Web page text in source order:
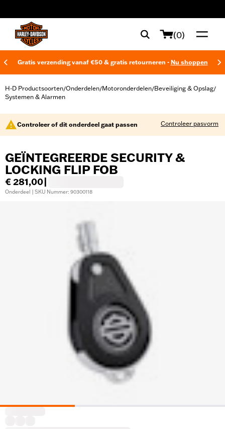
(0)
Gratis verzending vanaf €50 & gratis retourneren - Nu shoppen
H-D Productsoorten/Onderdelen/Motoronderdelen/Beveiliging & Opslag/
Systemen & Alarmen
Controleer of dit onderdeel gaat passen Controleer pasvorm
GEÏNTEGREERDE SECURITY &
LOCKING FLIP FOB
€ 281,00
Onderdeel | SKU Nummer: 90300118